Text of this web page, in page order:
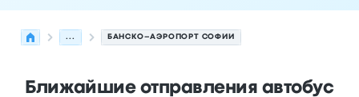
... БАНСКО–АЭРОПОРТ СОФИИ
Ближайшие отправления автобус